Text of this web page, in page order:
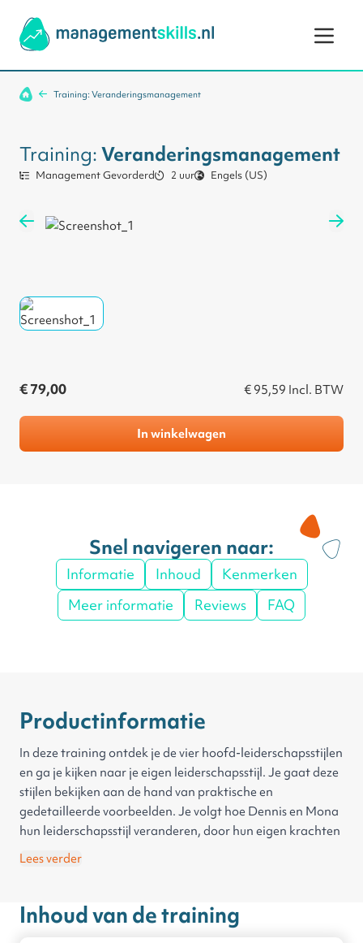
Training: Veranderingsmanagement
Training:Veranderingsmanagement
Management Gevorderd 2 uur Engels (US)
€ 79,00 € 95,59 Incl. BTW
In winkelwagen
Snel navigeren naar:
Informatie Inhoud
Kenmerken
Meer informatie
Reviews FAQ
Productinformatie
In deze training ontdek je de vier hoofd-leiderschapsstijlen
en ga je kijken naar je eigen leiderschapsstijl. Je gaat deze
stijlen bekijken aan de hand van praktische en
gedetailleerde voorbeelden. Je volgt hoe Dennis en Mona
hun leiderschapsstijl veranderen, door hun eigen krachten
te gebruiken en zichzelf kritische te bekijken.
specificeren. Tot slot ga je op zoek naar de juiste
oplossingen voor succesvolle verandering.
Lees verder
Inhoud van de training